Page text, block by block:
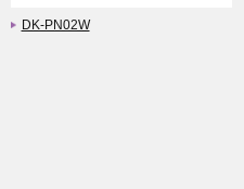
DK-PN02W